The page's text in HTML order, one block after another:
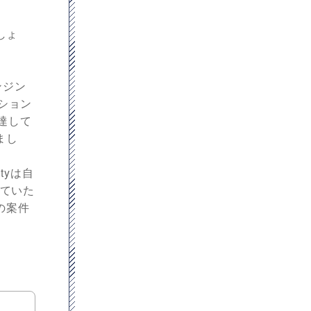
ょ
ン
ョン
して
し
は自
いた
案件